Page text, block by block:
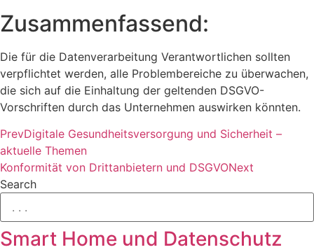
Zusammenfassend:
Die für die Datenverarbeitung Verantwortlichen sollten
verpflichtet werden, alle Problembereiche zu überwachen,
die sich auf die Einhaltung der geltenden DSGVO-
Vorschriften durch das Unternehmen auswirken könnten.
PrevDigitale Gesundheitsversorgung und Sicherheit –
aktuelle Themen
Konformität von Drittanbietern und DSGVONext
Search
Smart Home und Datenschutz